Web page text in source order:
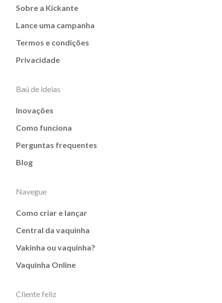
Sobre a Kickante
Lance uma campanha
Termos e condições
Privacidade
Baú de ideias
Inovações
Como funciona
Perguntas frequentes
Blog
Navegue
Como criar e lançar
Central da vaquinha
Vakinha ou vaquinha?
Vaquinha Online
Cliente feliz